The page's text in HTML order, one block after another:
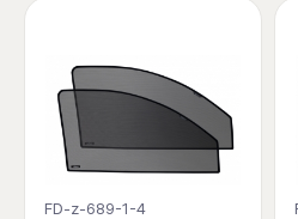
FD-z-689-1-4